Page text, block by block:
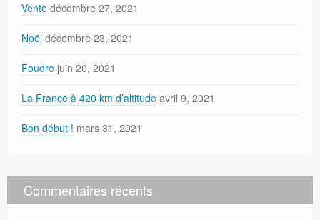
Vente décembre 27, 2021
Noël décembre 23, 2021
Foudre juin 20, 2021
La France à 420 km d’altitude avril 9, 2021
Bon début ! mars 31, 2021
Commentaires récents